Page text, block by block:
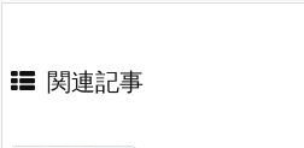
関連記事